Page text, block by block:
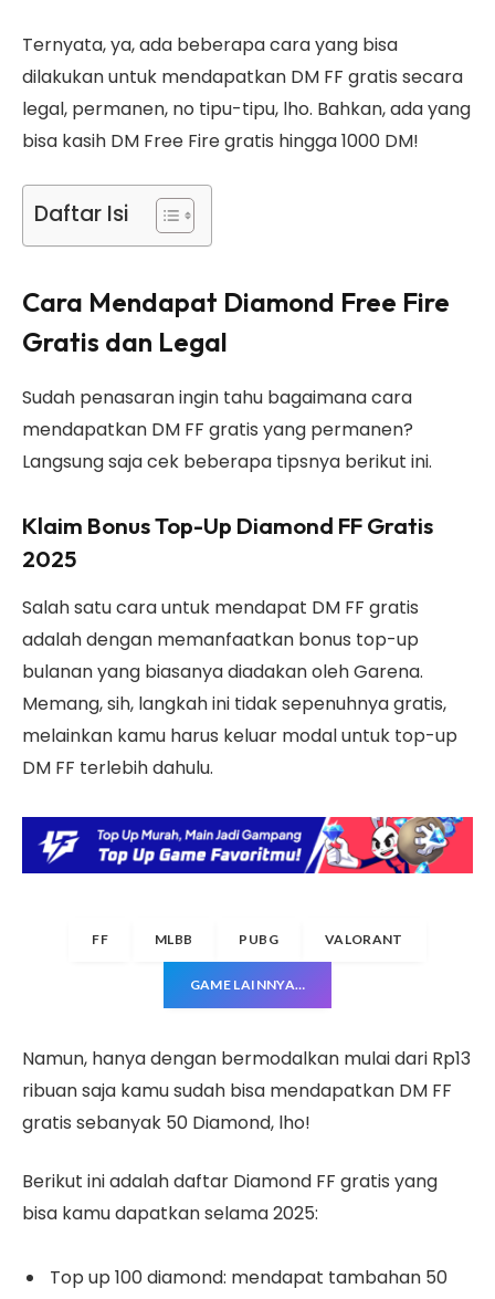
Ternyata, ya, ada beberapa cara yang bisa
dilakukan untuk mendapatkan DM FF gratis secara
legal, permanen, no tipu-tipu, lho. Bahkan, ada yang
bisa kasih DM Free Fire gratis hingga 1000 DM!
Daftar Isi
Cara Mendapat Diamond Free Fire
Gratis dan Legal
Sudah penasaran ingin tahu bagaimana cara
mendapatkan DM FF gratis yang permanen?
Langsung saja cek beberapa tipsnya berikut ini.
Klaim Bonus Top-Up Diamond FF Gratis
2025
Salah satu cara untuk mendapat DM FF gratis
adalah dengan memanfaatkan bonus top-up
bulanan yang biasanya diadakan oleh Garena.
Memang, sih, langkah ini tidak sepenuhnya gratis,
melainkan kamu harus keluar modal untuk top-up
DM FF terlebih dahulu.
FF MLBB PUBG VALORANT
GAME LAINNYA…
Namun, hanya dengan bermodalkan mulai dari Rp13
ribuan saja kamu sudah bisa mendapatkan DM FF
gratis sebanyak 50 Diamond, lho!
Berikut ini adalah daftar Diamond FF gratis yang
bisa kamu dapatkan selama 2025:
Top up 100 diamond: mendapat tambahan 50